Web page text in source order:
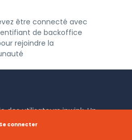
être connecté avec
de backoffice
rejoindre la
utilisateurs inwink. Un
plateforme inwink et du
Se connecter